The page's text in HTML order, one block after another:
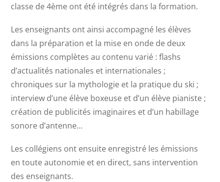
classe de 4ème ont été intégrés dans la formation.
Les enseignants ont ainsi accompagné les élèves
dans la préparation et la mise en onde de deux
émissions complètes au contenu varié : flashs
d’actualités nationales et internationales ;
chroniques sur la mythologie et la pratique du ski ;
interview d’une élève boxeuse et d’un élève pianiste ;
création de publicités imaginaires et d’un habillage
sonore d’antenne…
Les collégiens ont ensuite enregistré les émissions
en toute autonomie et en direct, sans intervention
des enseignants.